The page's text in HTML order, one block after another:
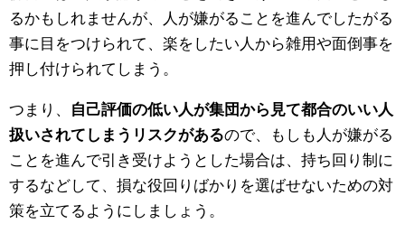
るかもしれませんが、人が嫌がることを進んでしたがる
事に目をつけられて、楽をしたい人から雑用や面倒事を
押し付けられてしまう。
つまり、
自己評価の低い人が集団から見て都合のいい人
扱いされてしまうリスクがあるので、もしも人が嫌がる
ことを進んで引き受けようとした場合は、持ち回り制に
するなどして、損な役回りばかりを選ばせないための対
策を立てるようにしましょう。